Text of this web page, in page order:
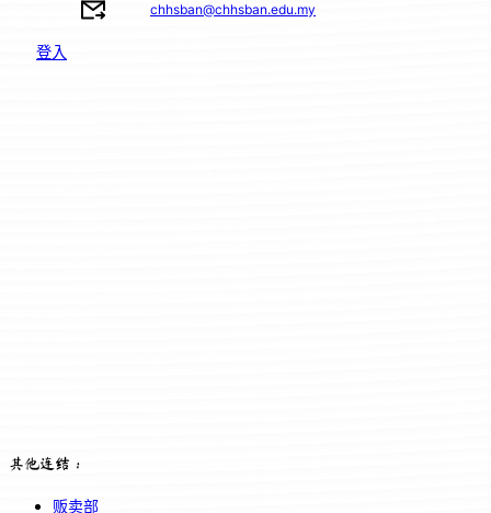
chhsban@chhsban.edu.my
登入
其他连结：
贩卖部